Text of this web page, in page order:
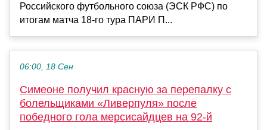
Российского футбольного союза (ЭСК РФС) по
итогам матча 18‑го тура ПАРИ П...
06:00, 18 Сен
Симеоне получил красную за перепалку с
болельщиками «Ливерпуля» после
победного гола мерсисайдцев на 92-й